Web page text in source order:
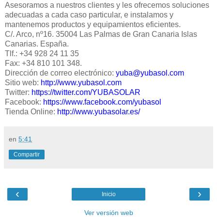
Asesoramos a nuestros clientes y les ofrecemos soluciones
adecuadas a cada caso particular, e instalamos y
mantenemos productos y equipamientos eficientes.
C/. Arco, nº16. 35004 Las Palmas de Gran Canaria Islas
Canarias. España.
Tlf.: +34 928 24 11 35
Fax: +34 810 101 348.
Dirección de correo electrónico: yuba@yubasol.com
Sitio web: http://www.yubasol.com
Twitter: https://twitter.com/YUBASOLAR
Facebook: https://www.facebook.com/yubasol
Tienda Online: http://www.yubasolar.es/
en 5:41
Compartir
‹ ›
Inicio
Ver versión web